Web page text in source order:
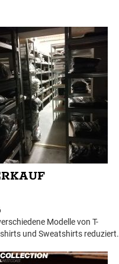
Modelle von T-
und Sweatshirts reduziert.
Die Ware ist